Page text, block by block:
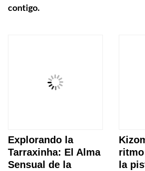
contigo.
Explorando la
Tarraxinha: El Alma
Sensual de la
la